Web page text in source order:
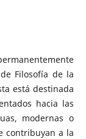
Filosofía de la
está destinada
hacia las
modernas o
contribuyan a la